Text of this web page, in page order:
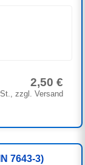
2,50 €
zzgl. Versand
7643-3)